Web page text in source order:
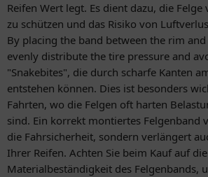
Reifen Wert legt. Es dient dazu, die
zu schützen und das Risiko von
By placing the band between the rim
evenly distribute the tire pressure and
"Snakebites", die durch scharfe Kanten
entstehen können. Dies ist besonders
Fahrten, wo die Felgen oft harten
sind. Ein korrekt montiertes Felgenband
die Fahrsicherheit, sondern verlängert
Ihrer Reifen. Achten Sie beim Kauf auf
Materialbeständigkeit des Felgenbands,